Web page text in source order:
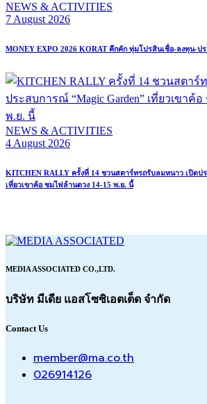
NEWS & ACTIVITIES
7 August 2026
MONEY EXPO 2026 KORAT คึกคัก ทุ่มโปรสินเชื่อ-ลงทุน-ป
NEWS & ACTIVITIES
4 August 2026
KITCHEN RALLY ครั้งที่ 14 ชวนสตาร์ทรถรับลมหนาว เปิดป
เที่ยวเขาค้อ ชมไฟล้านดวง 14-15 พ.ย. นี้
MEDIA ASSOCIATED CO.,LTD.
บริษัท มีเดีย แอสโซซิเอตเต็ด จำกัด
Contact Us
member@ma.co.th
026914126